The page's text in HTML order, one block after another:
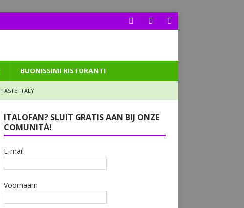
BUONISSIMI RISTORANTI
TASTE ITALY
ITALOFAN? SLUIT GRATIS AAN BIJ ONZE
COMUNITÀ!
E-mail
Voornaam